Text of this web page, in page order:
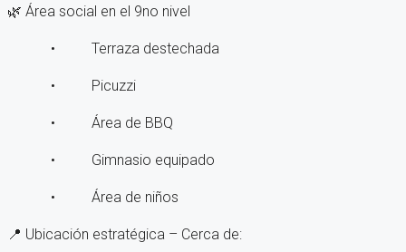
🌿 Área social en el 9no nivel
• Terraza destechada
• Picuzzi
• Área de BBQ
• Gimnasio equipado
• Área de niños
📍 Ubicación estratégica – Cerca de: